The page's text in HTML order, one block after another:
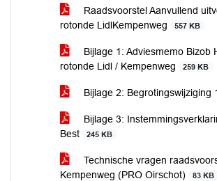
Raadsvoorstel Aanvullend
rotonde LidlKempenweg
557 KB
Bijlage 1: Adviesmemo Bizob
rotonde Lidl / Kempenweg
259 KB
Bijlage 2: Begrotingswijziging
Bijlage 3:
Best
245 KB
Technische vragen
Kempenweg (PRO Oirschot)
83 KB